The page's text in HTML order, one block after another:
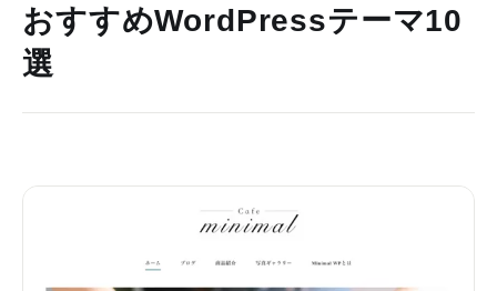
おすすめWordPressテーマ10
選